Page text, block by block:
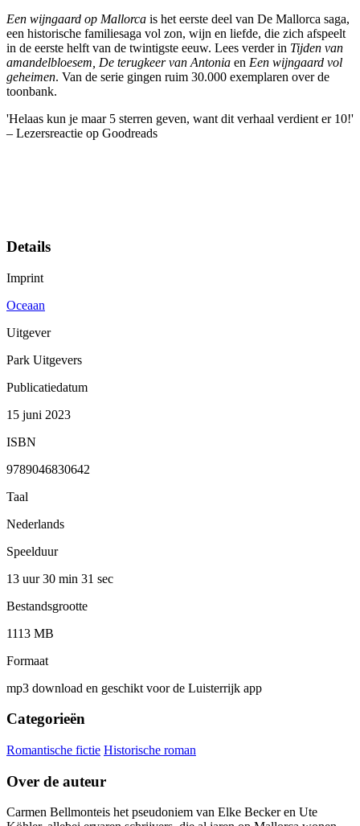
Een wijngaard op Mallorca is het eerste deel van De Mallorca saga,
een historische familiesaga vol zon, wijn en liefde, die zich afspeelt
in de eerste helft van de twintigste eeuw. Lees verder in Tijden van
amandelbloesem, De terugkeer van Antonia en Een wijngaard vol
geheimen. Van de serie gingen ruim 30.000 exemplaren over de
toonbank.
'Helaas kun je maar 5 sterren geven, want dit verhaal verdient er 10!'
– Lezersreactie op Goodreads
Details
Imprint
Oceaan
Uitgever
Park Uitgevers
Publicatiedatum
15 juni 2023
ISBN
9789046830642
Taal
Nederlands
Speelduur
13 uur 30 min 31 sec
Bestandsgrootte
1113 MB
Formaat
mp3 download en geschikt voor de Luisterrijk app
Categorieën
Romantische fictie Historische roman
Over de auteur
Carmen Bellmonteis het pseudoniem van Elke Becker en Ute